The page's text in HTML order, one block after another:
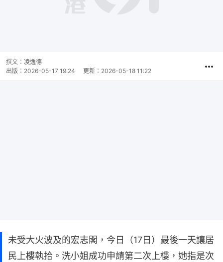
撰文： 凌逸德
出版： 2026-05-17 19:24 更新： 2026-05-18 11:22
未受大火波及的宏志閣，今日（17日）最後一天讓居
民上樓執拾。洗小姐成功申請第二次上樓，她指是次